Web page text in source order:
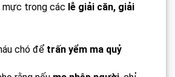
mực trong các lễ giải căn, giải
chó để trấn yểm ma quỷ